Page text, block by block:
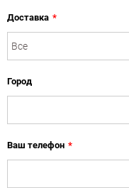
Доставка *
Город
Ваш телефон *